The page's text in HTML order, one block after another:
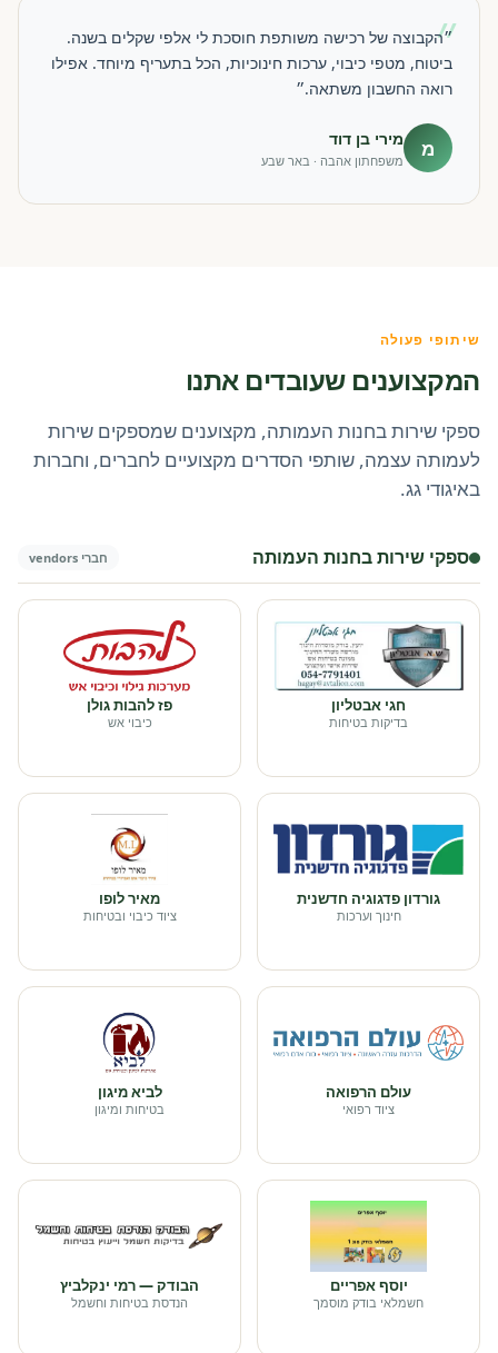
״
״הקבוצה של רכישה משותפת חוסכת לי אלפי שקלים בשנה.
ביטוח, מטפי כיבוי, ערכות חינוכיות, הכל בתעריף מיוחד. אפילו
רואה החשבון משתאה.״
מ מירי בן דוד
משפחתון אהבה · באר שבע
שיתופי פעולה
המקצוענים שעובדים אתנו
ספקי שירות בחנות העמותה, מקצוענים שמספקים שירות
לעמותה עצמה, שותפי הסדרים מקצועיים לחברים, וחברות
באיגודי גג.
ספקי שירות בחנות העמותה חברי vendors
חגי אבטליון
בדיקות בטיחות
פז להבות גולן
כיבוי אש
גורדון פדגוגיה חדשנית
חינוך וערכות
מאיר לופו
ציוד כיבוי ובטיחות
עולם הרפואה
ציוד רפואי
לביא מיגון
בטיחות ומיגון
יוסף אפריים
חשמלאי בודק מוסמך
הבודק — רמי ינקלביץ
הנדסת בטיחות וחשמל